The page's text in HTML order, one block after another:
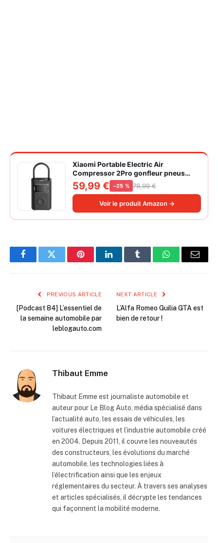
Xiaomi Portable Electric Air
Compressor 2Pro gonfleur pneus
voiture | ±1PSI Contrôle pression
pneus, 45s gonflage rapide, batterie
longue durée, avec éclairage, grand
cylindre à air 27 mm
59,99 € −25 % 79,99 €
Voir le produit Amazon →
FacebookTwitter PinterestLinkedInTumblr WhatsAppEmail
PREVIOUS ARTICLE
[Podcast 84] L’essentiel de
la semaine automobile par
leblogauto.com
NEXT ARTICLE
L’Alfa Romeo Guilia GTA est
bien de retour !
Thibaut Emme
Thibaut Emme est journaliste automobile et
auteur pour Le Blog Auto, média spécialisé dans
l’actualité auto, les essais de véhicules, les
voitures électriques et l’industrie automobile créé
en 2004. Depuis 2011, il couvre les nouveautés
des constructeurs, les évolutions du marché
automobile, les technologies liées à
l’électrification ainsi que les enjeux
réglementaires du secteur. À travers ses analyses
et articles spécialisés, il décrypte les tendances
qui façonnent la mobilité moderne.